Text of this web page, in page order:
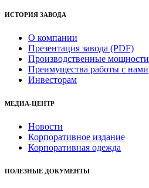
ИСТОРИЯ ЗАВОДА
О компании
Презентация завода (PDF)
Производственные мощности
Преимущества работы с нами
Инвесторам
МЕДИА-ЦЕНТР
Новости
Корпоративное издание
Корпоративная одежда
ПОЛЕЗНЫЕ ДОКУМЕНТЫ